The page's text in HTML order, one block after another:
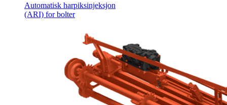
Automatisk harpiksinjeksjon
(ARI) for bolter